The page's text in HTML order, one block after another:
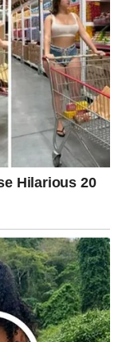
mirni. Kada si
je osećaj
moć nad
Više ne